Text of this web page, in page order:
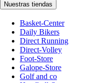
Nuestras tiendas
Basket-Center
Daily Bikers
Direct Running
Direct-Volley
Foot-Store
Galope-Store
Golf and co